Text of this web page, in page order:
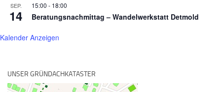
SEP.
14
15:00 - 18:00
Beratungsnachmittag – Wandelwerkstatt Detmold
Kalender Anzeigen
UNSER GRÜNDACHKATASTER